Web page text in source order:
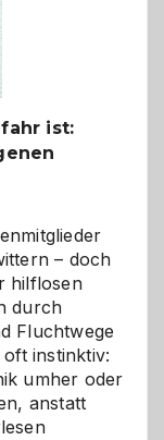
ist:
– doch
hilflosen
durch
Fluchtwege
instinktiv:
umher oder
anstatt